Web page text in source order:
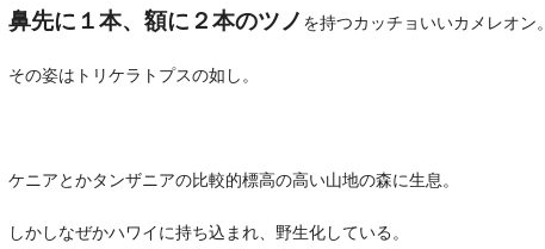
鼻先に１本、額に２本のツノ を持つカッチョいいカメレオン。
その姿はトリケラトプスの如し。
ケニアとかタンザニアの比較的標高の高い山地の森に生息。
しかしなぜかハワイに持ち込まれ、野生化している。